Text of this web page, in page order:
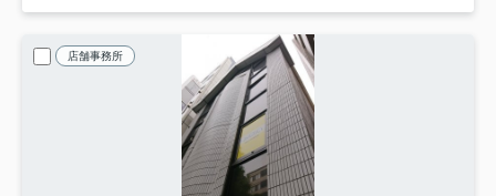
店舗事務所